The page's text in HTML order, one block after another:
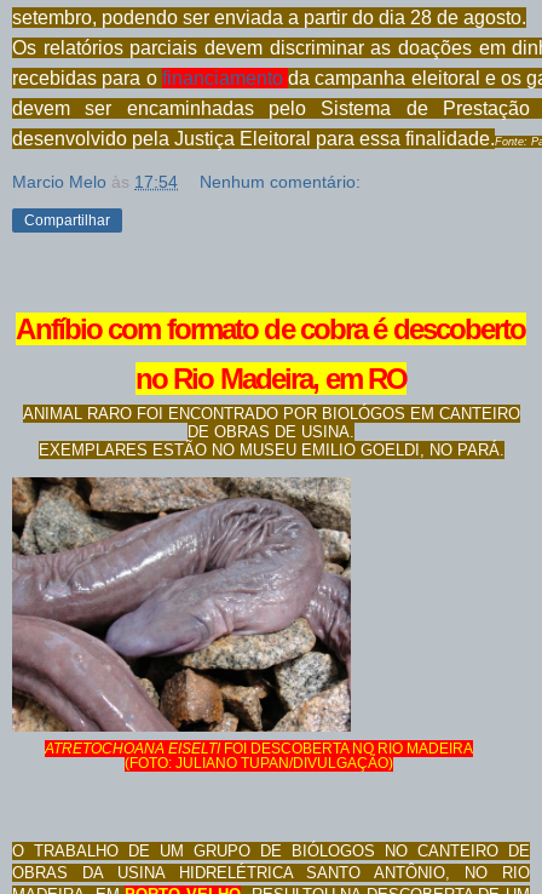
setembro, podendo ser enviada a partir do dia 28 de agosto.
Os relatórios parciais devem discriminar as doações em
recebidas para o financiamento da campanha eleitoral e os
devem ser encaminhadas pelo Sistema de
desenvolvido pela Justiça Eleitoral para essa finalidade.Fonte:
Marcio Melo às 17:54 Nenhum comentário:
Compartilhar
Anfíbio com formato de cobra é descoberto
no Rio Madeira, em RO
ANIMAL RARO FOI ENCONTRADO POR BIOLÓGOS EM CANTEIRO
DE OBRAS DE USINA.
EXEMPLARES ESTÃO NO MUSEU EMILIO GOELDI, NO PARÁ.
ATRETOCHOANA EISELTIFOI DESCOBERTA NO RIO MADEIRA
(FOTO: JULIANO TUPAN/DIVULGAÇÃO)
O TRABALHO DE UM GRUPO DE BIÓLOGOS NO CANTEIRO DE
OBRAS DA USINA HIDRELÉTRICA SANTO ANTÔNIO, NO RIO